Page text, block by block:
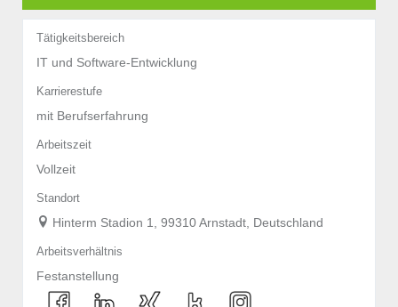
Tätigkeitsbereich
IT und Software-Entwicklung
Karrierestufe
mit Berufserfahrung
Arbeitszeit
Vollzeit
Standort
Hinterm Stadion 1, 99310 Arnstadt, Deutschland
Arbeitsverhältnis
Festanstellung